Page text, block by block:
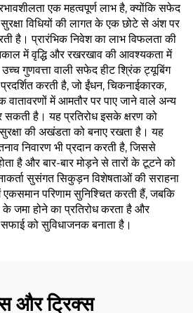
एक महत्वपूर्ण लाभ है, क्योंकि सफेद
विधियों की लागत के एक छोटे से अंश पर
है। प्रारंभिक निवेश का लाभ विफलता की
में वृद्धि और रखरखाव की आवश्यकता में
गुणवत्ता वाली सफेद हीट श्रिंक ट्यूबिंग
करती है, जो ईंधन, चिकनाईकारक,
में आमतौर पर पाए जाने वाले अन्य
सकती है। यह प्रतिरोध इसके क्षरण को
की अखंडता को बनाए रखता है। यह
निवारण भी प्रदान करती है, जिससे
है और बार-बार मोड़ने से तारों के टूटने को
सुसंगत सिकुड़न विशेषताओं की सराहना
परिणाम सुनिश्चित करती हैं, जबकि
जमा होने का प्रतिरोध करता है और
को सुविधाजनक बनाता है।
और ट्रिक्स